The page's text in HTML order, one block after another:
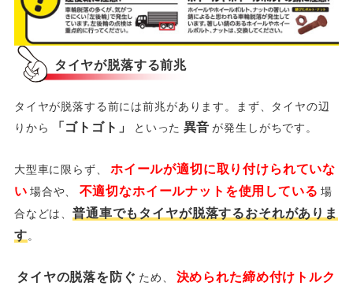
タイヤが脱落する前兆
タイヤが脱落する前には前兆があります。まず、タイヤの辺
りから
「ゴトゴト」 といった 異音 が発生しがちです。
大型車に限らず、
ホイールが適切に取り付けられていな
い 場合や、 不適切なホイールナットを使用している 場
合などは、普通車でもタイヤが脱落するおそれがありま
す。
タイヤの脱落を防ぐ ため、
決められた締め付けトルク